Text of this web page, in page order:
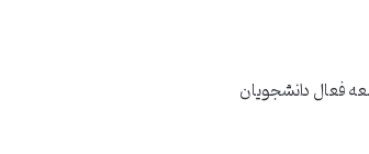
فعال دانشجویان